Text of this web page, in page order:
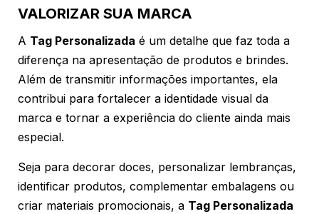
VALORIZAR SUA MARCA
A Tag Personalizada é um detalhe que faz toda a
diferença na apresentação de produtos e brindes.
Além de transmitir informações importantes, ela
contribui para fortalecer a identidade visual da
marca e tornar a experiência do cliente ainda mais
especial.
Seja para decorar doces, personalizar lembranças,
identificar produtos, complementar embalagens ou
criar materiais promocionais, a Tag Personalizada